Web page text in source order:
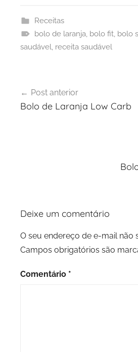
Receitas
bolo de laranja, bolo fit, bolo
saudável, receita saudável
de
Post anterior
Bolo de Laranja Low Carb
Deixe um comentário
O seu endereço de e-mail não
Campos obrigatórios são
Comentário *